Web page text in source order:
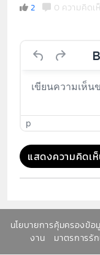
2 0 ความคิดเ
p
แสดงความคิดเ
นโยบายการคุ้มครองข้
งาน
มาตรการรั